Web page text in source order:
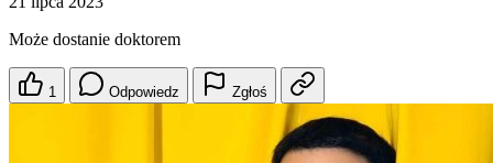
Może dostanie doktorem
1 Odpowiedz Zgłoś